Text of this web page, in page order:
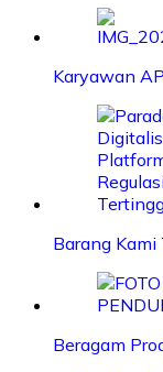
Karyawan
Barang
Beragam